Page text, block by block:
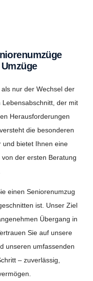
nur der Wechsel der
der mit
Herausforderungen
die besonderen
und bietet Ihnen eine
der ersten Beratung
einen Seniorenumzug
ist. Unser Ziel
Übergang in
Sie auf unsere
unseren umfassenden
– zuverlässig,